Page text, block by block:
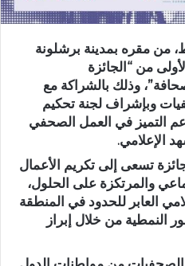
من مقره بمدينة برشلونة
من “الجائزة
وذلك بالشراكة مع
وبإشراف لجنة تحكيم
التميز في العمل الصحفي
الإعلامي.
تسعى إلى تكريم الأعمال
والمرتكزة على الحلول،
العابر للحدود في المنطقة
النمطية من خلال إبراز